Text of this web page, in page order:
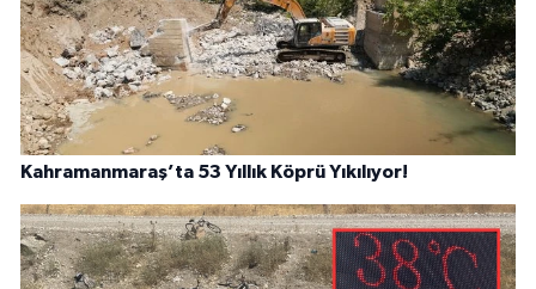
Kahramanmaraş’ta 53 Yıllık Köprü Yıkılıyor!